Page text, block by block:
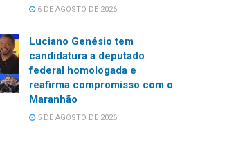
6 DE AGOSTO DE 2026
Luciano Genésio tem
candidatura a deputado
federal homologada e
reafirma compromisso com o
Maranhão
5 DE AGOSTO DE 2026